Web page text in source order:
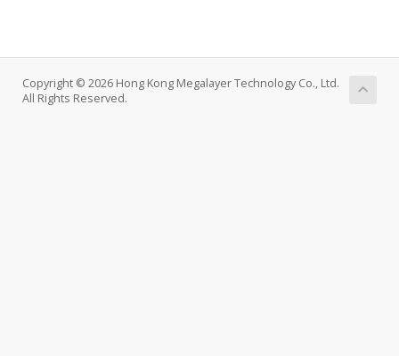
Copyright © 2026 Hong Kong Megalayer Technology Co., Ltd.
All Rights Reserved.